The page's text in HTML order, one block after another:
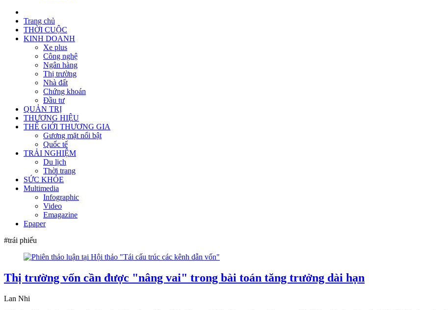
Trang chủ
THỜI CUỘC
KINH DOANH
Xe plus
Công nghệ
Ngân hàng
Thị trường
Nhà đất
Chứng khoán
Đầu tư
QUẢN TRỊ
THƯƠNG HIỆU
THẾ GIỚI THƯƠNG GIA
Gương mặt nổi bật
Quốc tế
TRẢI NGHIỆM
Du lịch
Thời trang
SỨC KHỎE
Multimedia
Infographic
Video
Emagazine
Epaper
#trái phiếu
Thị trường vốn cần được "nâng vai" trong bài toán tăng trưởng dài hạn
Lan Nhi